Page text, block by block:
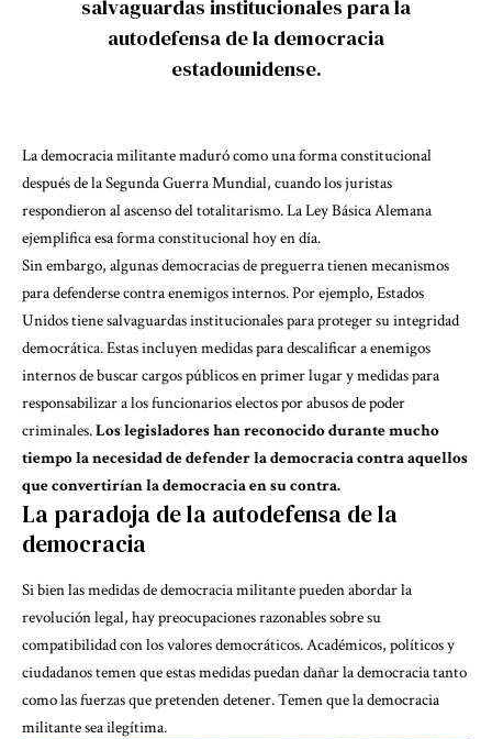
salvaguardas institucionales para la
autodefensa de la democracia
estadounidense.
La democracia militante maduró como una forma constitucional
después de la Segunda Guerra Mundial, cuando los juristas
respondieron al ascenso del totalitarismo. La Ley Básica Alemana
ejemplifica esa forma constitucional hoy en día.
Sin embargo, algunas democracias de preguerra tienen mecanismos
para defenderse contra enemigos internos. Por ejemplo, Estados
Unidos tiene salvaguardas institucionales para proteger su integridad
democrática. Estas incluyen medidas para descalificar a enemigos
internos de buscar cargos públicos en primer lugar y medidas para
responsabilizar a los funcionarios electos por abusos de poder
criminales.Los legisladores han reconocido durante mucho
tiempo la necesidad de defender la democracia contra aquellos
que convertirían la democracia en su contra.
La paradoja de la autodefensa de la
democracia
Si bien las medidas de democracia militante pueden abordar la
revolución legal, hay preocupaciones razonables sobre su
compatibilidad con los valores democráticos. Académicos, políticos y
ciudadanos temen que estas medidas puedan dañar la democracia tanto
como las fuerzas que pretenden detener. Temen que la democracia
militante sea ilegítima.